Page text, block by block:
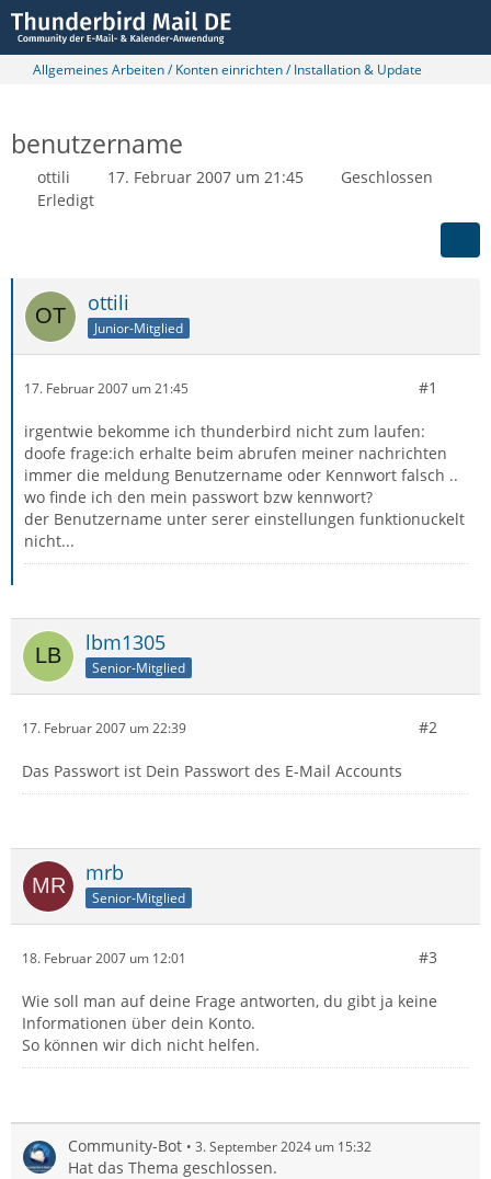
Allgemeines Arbeiten / Konten einrichten / Installation & Update
benutzername
ottili 17. Februar 2007 um 21:45
Geschlossen
Erledigt
ottili
Junior-Mitglied
17. Februar 2007 um 21:45 #1
irgentwie bekomme ich thunderbird nicht zum laufen:
doofe frage:ich erhalte beim abrufen meiner nachrichten
immer die meldung Benutzername oder Kennwort falsch ..
wo finde ich den mein passwort bzw kennwort?
der Benutzername unter serer einstellungen funktionuckelt
nicht...
lbm1305
Senior-Mitglied
17. Februar 2007 um 22:39 #2
Das Passwort ist Dein Passwort des E-Mail Accounts
mrb
Senior-Mitglied
18. Februar 2007 um 12:01 #3
Wie soll man auf deine Frage antworten, du gibt ja keine
Informationen über dein Konto.
So können wir dich nicht helfen.
Community-Bot 3. September 2024 um 15:32
Hat das Thema geschlossen.